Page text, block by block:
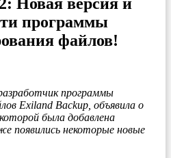
программы
файлов!
программы
Exiland Backup, объявила о
была добавлена
появились некоторые новые